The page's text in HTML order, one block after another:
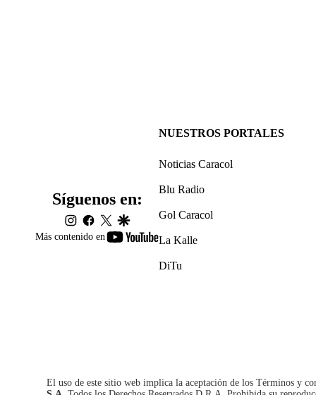
Más contenido en
youtube-
Síguenos en:
instagram
facebook
twittergoogle
NUESTROS PORTALES
Noticias Caracol
Blu Radio
Gol Caracol
La Kalle
DiTu
El uso de este sitio web implica la aceptación de los Términos y